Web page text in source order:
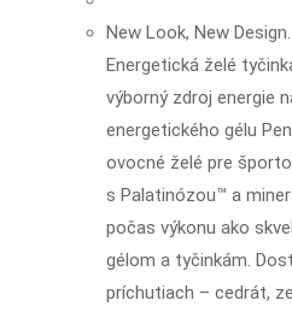
New Look, New
Energetická želé
výborný zdroj energie
energetického gélu
ovocné želé pre
s Palatinózou™ a
počas výkonu ako
gélom a tyčinkám.
príchutiach – cedrát,